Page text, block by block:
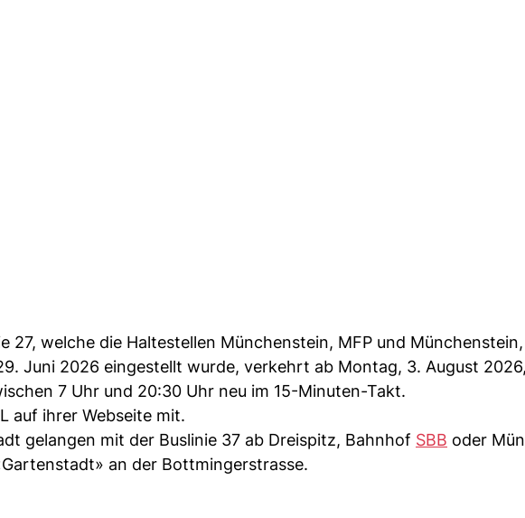
27, welche die Haltestellen Münchenstein, MFP und Münchenstein,
Juni 2026 eingestellt wurde, verkehrt ab Montag, 3. August
7 Uhr und 20:30 Uhr neu im 15-Minuten-Takt.
auf ihrer Webseite mit.
gelangen mit der Buslinie 37 ab Dreispitz, Bahnhof SBB oder
an der Bottmingerstrasse.